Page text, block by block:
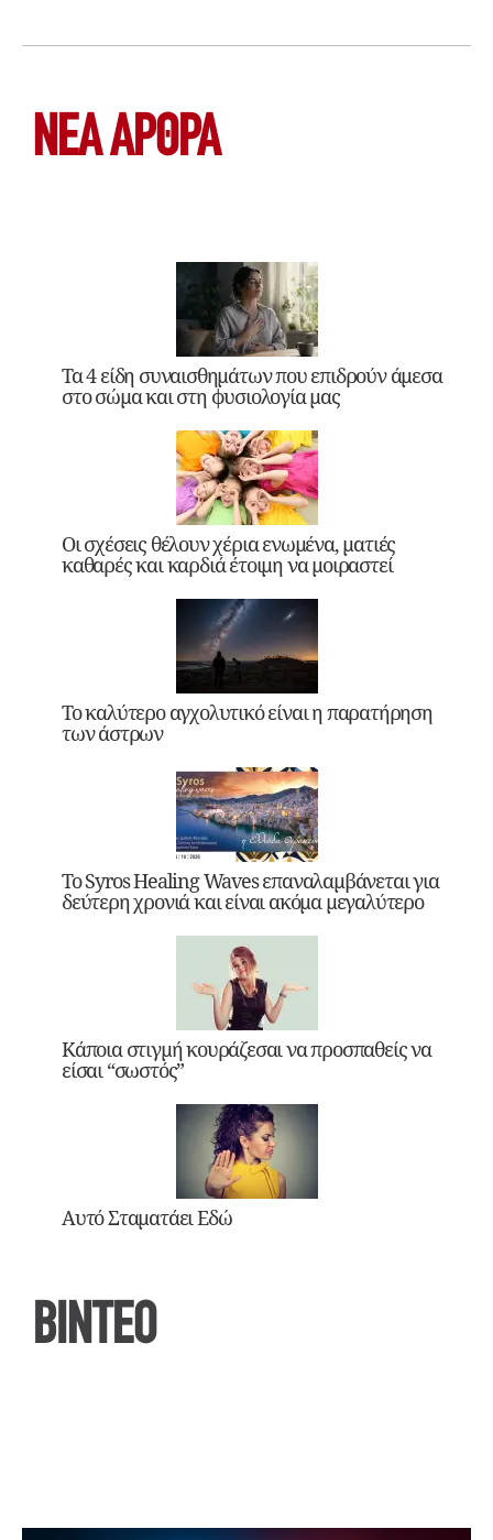
ΝΕΑ ΆΡΘΡΑ
Τα 4 είδη συναισθημάτων που επιδρούν άμεσα
στο σώμα και στη φυσιολογία μας
Οι σχέσεις θέλουν χέρια ενωμένα, ματιές
καθαρές και καρδιά έτοιμη να μοιραστεί
Το καλύτερο αγχολυτικό είναι η παρατήρηση
των άστρων
Το Syros Healing Waves επαναλαμβάνεται για
δεύτερη χρονιά και είναι ακόμα μεγαλύτερο
Κάποια στιγμή κουράζεσαι να προσπαθείς να
είσαι “σωστός”
Αυτό Σταματάει Εδώ
ΒΙΝΤΕΟ